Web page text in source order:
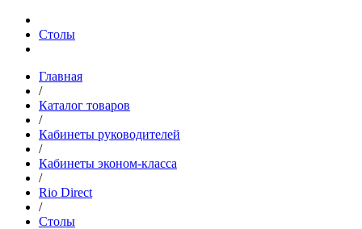
Столы
Главная
/
Каталог товаров
/
Кабинеты руководителей
/
Кабинеты эконом-класса
/
Rio Direct
/
Столы